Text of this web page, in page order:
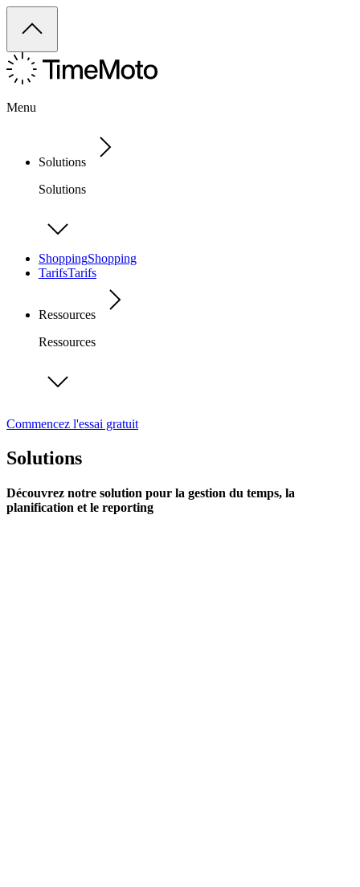
Menu
Solutions
Solutions
ShoppingShopping
TarifsTarifs
Ressources
Ressources
Commencez l'essai gratuit
Solutions
Découvrez notre solution pour la gestion du temps, la
planification et le reporting